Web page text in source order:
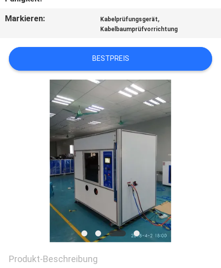
NACHRICHTEN
FORDERN
SIE EIN
SITEMAP
PRIVACY
POLICY
Markieren: Kabelprüfungsgerät,
Kabelbaumprüfvorrichtung
BESTPREIS
Produkt-Beschreibung